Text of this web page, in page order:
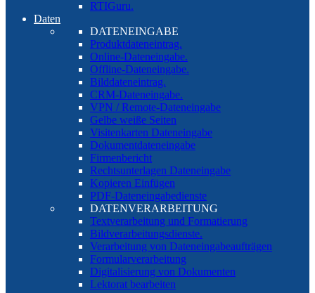
RTIGuru.
Daten
DATENEINGABE
Produktdateneintrag.
Online-Dateneingabe.
Offline-Dateneingabe.
Bilddateneintrag.
CRM-Dateneingabe.
VPN / Remote-Dateneingabe
Gelbe weiße Seiten
Visitenkarten Dateneingabe
Dokumentdateneingabe
Firmenbericht
Rechtsunterlagen Dateneingabe
Kopieren Einfügen
PDF-Dateneingabedienste
DATENVERARBEITUNG
Textverarbeitung und Formatierung
Bildverarbeitungsdienste.
Verarbeitung von Dateneingabeaufträgen
Formularverarbeitung
Digitalisierung von Dokumenten
Lektorat bearbeiten